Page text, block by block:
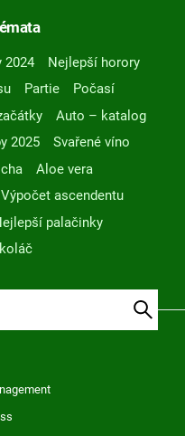
2024
Nejlepší horory
Partie
Počasí
Auto – katalog
2025
Svařené víno
Aloe vera
Výpočet ascendentu
palačinky